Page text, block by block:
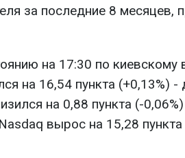
за последние 8 месяцев,
на 17:30 по киевскому
на 16,54 пункта (+0,13%)
на 0,88 пункта (-
вырос на 15,28